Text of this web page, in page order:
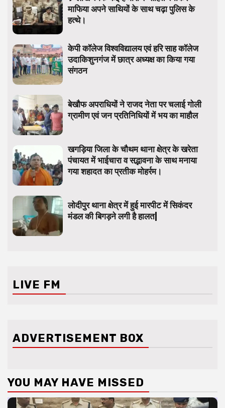
माफिया अपने साथियों के साथ चढ़ा पुलिस के
हत्थे।
केपी कॉलेज विश्वविद्यालय एवं हरि साह कॉलेज
उदाकिशुनगंज में छात्र अध्यक्ष का किया गया
संगठन
बेखौफ अपराधियों ने राजद नेता पर चलाई गोली
ग्रामीण एवं जन प्रतिनिधियों में भय का माहौल
खगड़िया जिला के चौथम थाना क्षेत्र के खरेता
पंचायत में भाईचारा व सद्भावना के साथ मनाया
गया शहादत का प्रतीक मोहर्रम।
लोदीपुर थाना क्षेत्र में हुई मारपीट में सिकंदर
मंडल की बिगड़ने लगी है हालत|
LIVE FM
ADVERTISEMENT BOX
YOU MAY HAVE MISSED